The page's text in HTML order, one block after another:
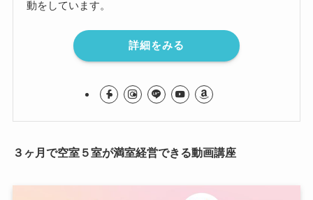
動をしています。
詳細をみる
３ヶ月で空室５室が満室経営できる動画講座